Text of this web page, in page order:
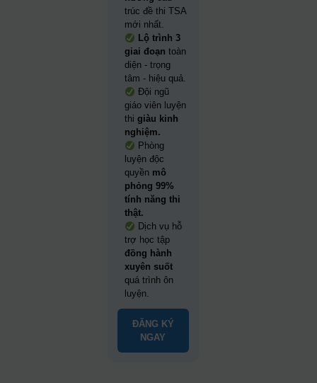
trúc đề thi TSA
mới nhất.
Lộ trình 3
giai đoạn toàn
diện - trọng
tâm - hiệu quả.
Đội ngũ
giáo viên luyện
thigiàu kinh
nghiệm.
Phòng
luyện độc
quyền mô
phỏng 99%
tính năng thi
thật.
Dịch vụ hỗ
trợ học tập
đồng hành
xuyên suốt
quá trình ôn
luyện.
ĐĂNG KÝ
NGAY